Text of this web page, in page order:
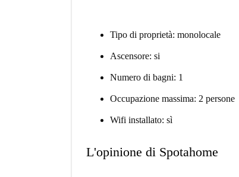
Tipo di proprietà: monolocale
Ascensore: si
Numero di bagni: 1
Occupazione massima: 2 persone
Wifi installato: sì
L'opinione di Spotahome